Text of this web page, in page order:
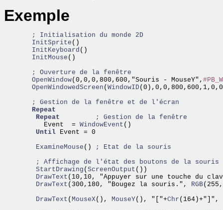
Exemple
; Initialisation du monde 2D
  InitSprite
  InitKeyboard
  InitMouse
()
; Ouverture de la fenêtre
  OpenWindow
(0,0,0,800,600,"Souris - MouseY",
  OpenWindowedScreen
( WindowID
; Gestion de la fenêtre et de l'écran
Repeat
Repeat
; Gestion de la fenêtre
     Event  =
WindowEvent ()
Until Event = 0
   ExamineMouse
()
; Etat de la souris
; Affichage de l'état des boutons de la souris
   StartDrawing
( ScreenOutput
   DrawText
(10,10, "Appuyer sur une touche du
   DrawText
(300,180, "Bougez la souris.", RGB
   DrawText
( MouseX(), MouseY(), "["+Chr (164)+"]",